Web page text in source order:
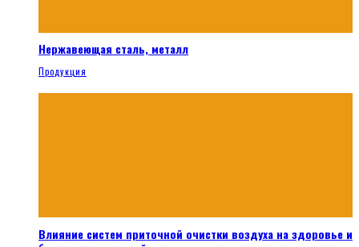
Нержавеющая сталь, металл
Продукция
Влияние систем приточной очистки воздуха на здоровье и